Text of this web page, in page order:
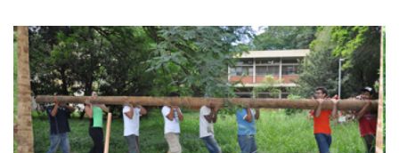
Gênero
Alfabetização
Transtorno do Espectro Autista
Contato
Quem somos